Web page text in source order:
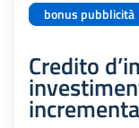
bonus pubblicità
Credito